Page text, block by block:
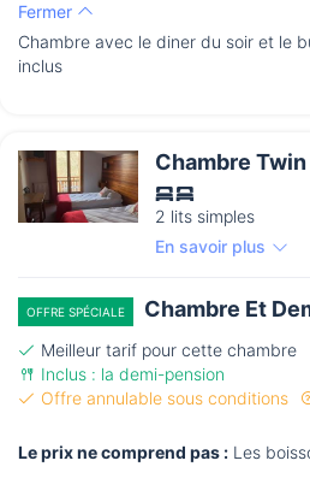
Fermer
Chambre avec le diner du soir et le
inclus
Chambre
2 lits simples
En savoir plus
OFFRE SPÉCIALE Chambre Et
Meilleur tarif pour cette chambre
Inclus : la demi-pension
Offre annulable sous conditions
Le prix ne comprend pas : Les